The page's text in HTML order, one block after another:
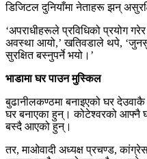
डिजिटल दुनियाँमा नेताहरू झन्
‘अपराधीहरूले प्रविधिको प्रयोग
अवस्था आयो,’ खतिवडाले थपे,
सुरक्षित बस्नुपर्ने भयो।’
भाडामा घर पाउन मुस्किल
बुढानीलकण्ठमा बनाइएको घर
घर बनाएका हुन्। कोटेश्वरको आफ्नै
बस्दै आएको हुन्।
तर, माओवादी अध्यक्ष प्रचण्ड,